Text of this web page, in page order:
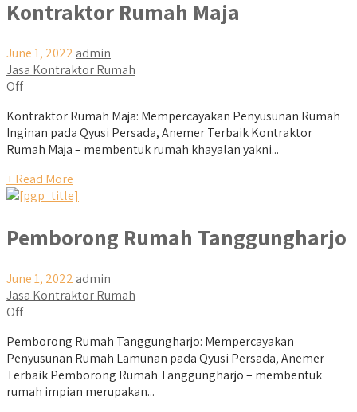
Kontraktor Rumah Maja
June 1, 2022 admin
Jasa Kontraktor Rumah
Off
Kontraktor Rumah Maja: Mempercayakan Penyusunan Rumah
Inginan pada Qyusi Persada, Anemer Terbaik Kontraktor
Rumah Maja – membentuk rumah khayalan yakni...
+ Read More
Pemborong Rumah Tanggungharjo
June 1, 2022 admin
Jasa Kontraktor Rumah
Off
Pemborong Rumah Tanggungharjo: Mempercayakan
Penyusunan Rumah Lamunan pada Qyusi Persada, Anemer
Terbaik Pemborong Rumah Tanggungharjo – membentuk
rumah impian merupakan...